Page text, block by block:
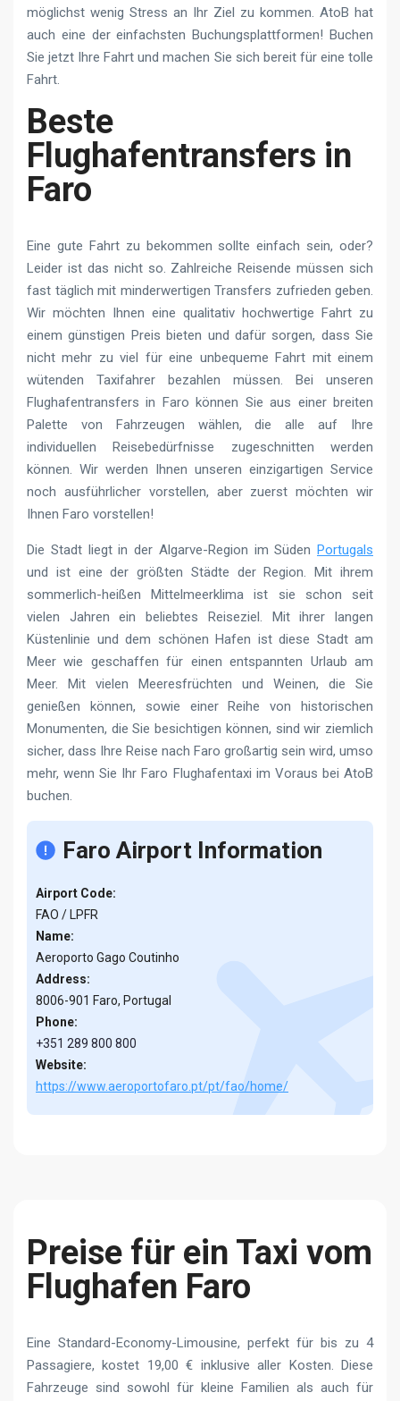
möglichst wenig Stress an Ihr Ziel zu kommen. AtoB hat
auch eine der einfachsten Buchungsplattformen! Buchen
Sie jetzt Ihre Fahrt und machen Sie sich bereit für eine tolle
Fahrt.
Beste
Flughafentransfers in
Faro
Eine gute Fahrt zu bekommen sollte einfach sein, oder?
Leider ist das nicht so. Zahlreiche Reisende müssen sich
fast täglich mit minderwertigen Transfers zufrieden geben.
Wir möchten Ihnen eine qualitativ hochwertige Fahrt zu
einem günstigen Preis bieten und dafür sorgen, dass Sie
nicht mehr zu viel für eine unbequeme Fahrt mit einem
wütenden Taxifahrer bezahlen müssen. Bei unseren
Flughafentransfers in Faro können Sie aus einer breiten
Palette von Fahrzeugen wählen, die alle auf Ihre
individuellen Reisebedürfnisse zugeschnitten werden
können. Wir werden Ihnen unseren einzigartigen Service
noch ausführlicher vorstellen, aber zuerst möchten wir
Ihnen Faro vorstellen!
Die Stadt liegt in der Algarve-Region im Süden Portugals
und ist eine der größten Städte der Region. Mit ihrem
sommerlich-heißen Mittelmeerklima ist sie schon seit
vielen Jahren ein beliebtes Reiseziel. Mit ihrer langen
Küstenlinie und dem schönen Hafen ist diese Stadt am
Meer wie geschaffen für einen entspannten Urlaub am
Meer. Mit vielen Meeresfrüchten und Weinen, die Sie
genießen können, sowie einer Reihe von historischen
Monumenten, die Sie besichtigen können, sind wir ziemlich
sicher, dass Ihre Reise nach Faro großartig sein wird, umso
mehr, wenn Sie Ihr Faro Flughafentaxi im Voraus bei AtoB
buchen.
Faro Airport Information
Airport Code:
FAO / LPFR
Name:
Aeroporto Gago Coutinho
Address:
8006-901 Faro, Portugal
Phone:
+351 289 800 800
Website:
https://www.aeroportofaro.pt/pt/fao/home/
Preise für ein Taxi vom
Flughafen Faro
Eine Standard-Economy-Limousine, perfekt für bis zu 4
Passagiere, kostet 19,00 € inklusive aller Kosten. Diese
Fahrzeuge sind sowohl für kleine Familien als auch für